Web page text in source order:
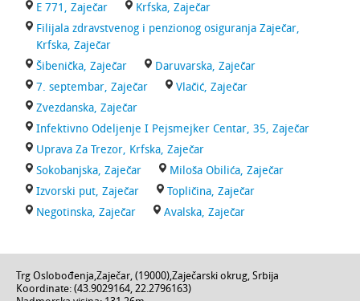
E 771, Zaječar
Krfska, Zaječar
Filijala zdravstvenog i penzionog osiguranja Zaječar,
Krfska, Zaječar
Šibenička, Zaječar
Daruvarska, Zaječar
7. septembar, Zaječar
Vlačić, Zaječar
Zvezdanska, Zaječar
Infektivno Odeljenje I Pejsmejker Centar, 35, Zaječar
Uprava Za Trezor, Krfska, Zaječar
Sokobanjska, Zaječar
Miloša Obilića, Zaječar
Izvorski put, Zaječar
Topličina, Zaječar
Negotinska, Zaječar
Avalska, Zaječar
Trg Oslobođenja,Zaječar, (19000),Zaječarski okrug, Srbija
Koordinate: (43.9029164, 22.2796163)